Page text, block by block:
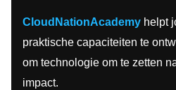
CloudNationAcademy helpt
praktische capaciteiten te
om technologie om te zetten
impact.